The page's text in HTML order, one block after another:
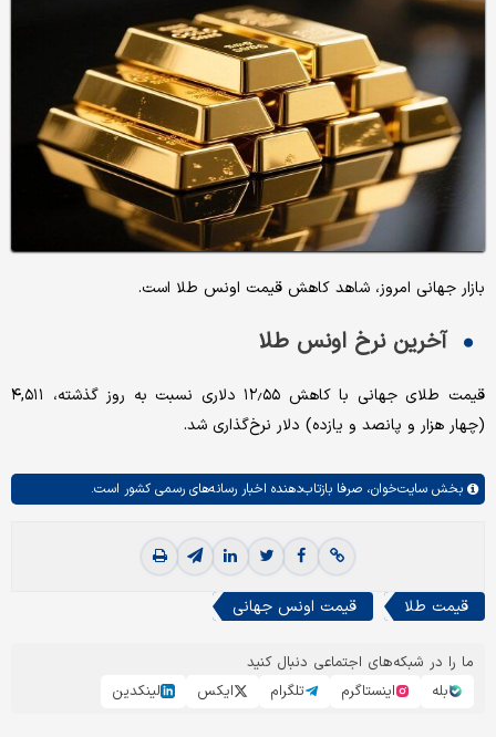
بازار جهانی امروز، شاهد کاهش قیمت‌‌‌‌ اونس طلا است.
آخرین نرخ اونس طلا
قیمت طلای جهانی با کاهش ۱۲٫۵۵ دلاری نسبت به روز گذشته، ۴,۵۱۱
(چهار هزار و پانصد و یازده) دلار نرخ‌گذاری شد.
بخش سایت‌خوان، صرفا بازتاب‌دهنده اخبار رسانه‌های رسمی کشور است.
قیمت طلا قیمت اونس جهانی
ما را در شبکه‌های اجتماعی دنبال کنید
بله
اینستاگرم تلگرام ایکس لینکدین